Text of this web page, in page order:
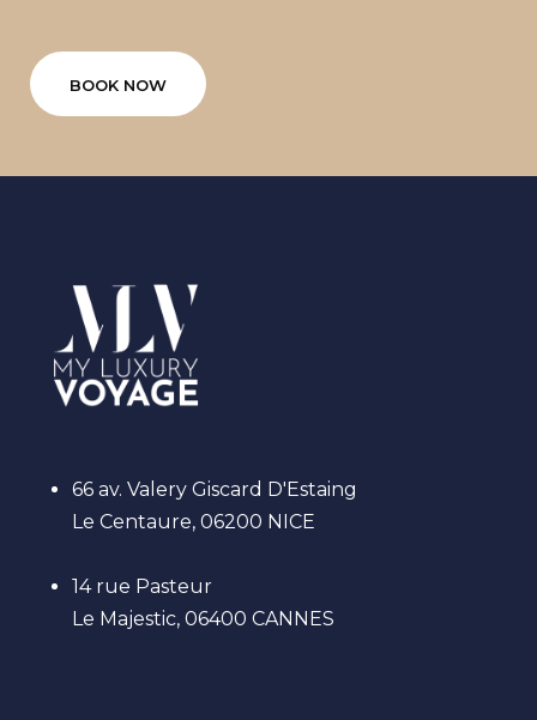
BOOK NOW
66 av. Valery Giscard D'Estaing
Le Centaure, 06200 NICE
14 rue Pasteur
Le Majestic, 06400 CANNES